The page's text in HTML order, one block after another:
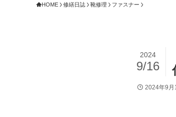
HOME 修繕日誌 靴修理 ファスナー
2024
9/16
2024年9月